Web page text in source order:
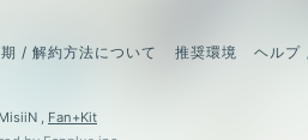
/ 解約方法について 推奨環境 ヘルプ
, Fan+Kit